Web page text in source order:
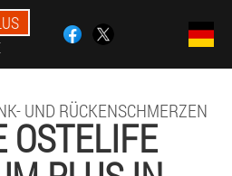
UND RÜCKENSCHMERZEN
OSTELIFE